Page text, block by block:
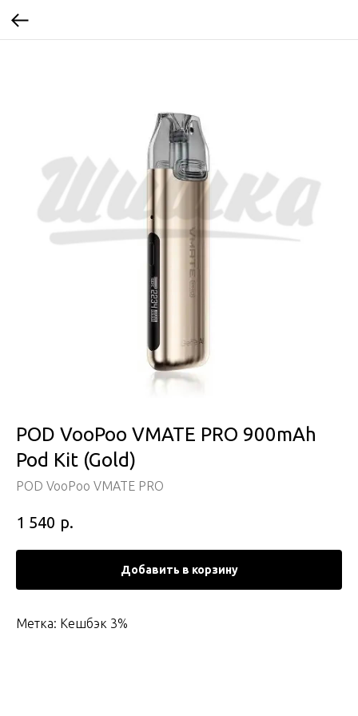
POD VooPoo VMATE PRO 900mAh
Pod Kit (Gold)
POD VooPoo VMATE PRO
1 540 р.
Добавить в корзину
Метка: Кешбэк 3%